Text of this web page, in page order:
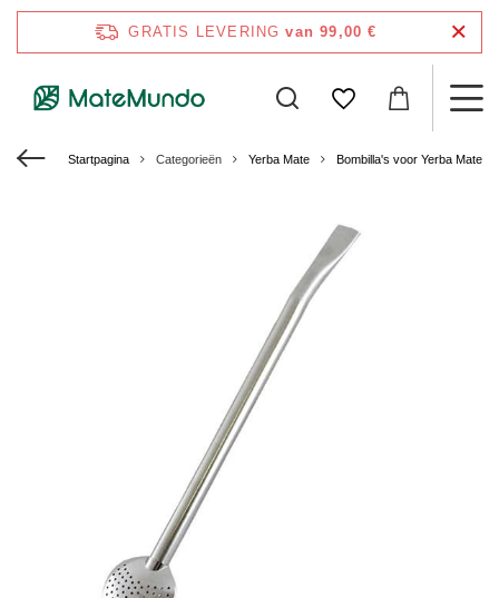
GRATIS LEVERING van 99,00 €
Startpagina Categorieën Yerba Mate Bombilla's voor Yerba Mate